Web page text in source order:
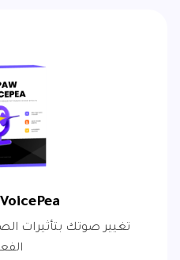
تغيير صوتك بتأثيرات